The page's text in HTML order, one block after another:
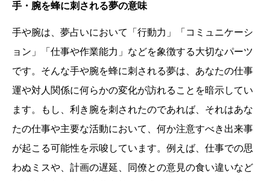
手・腕を蜂に刺される夢の意味
手や腕は、夢占いにおいて「行動力」「コミュニケーシ
ョン」「仕事や作業能力」などを象徴する大切なパーツ
です。そんな手や腕を蜂に刺される夢は、あなたの仕事
運や対人関係に何らかの変化が訪れることを暗示してい
ます。もし、利き腕を刺されたのであれば、それはあな
たの仕事や主要な活動において、何か注意すべき出来事
が起こる可能性を示唆しています。例えば、仕事での思
わぬミスや、計画の遅延、同僚との意見の食い違いなど